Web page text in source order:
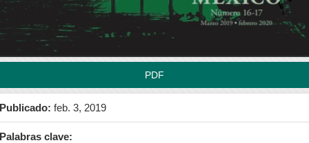
PDF
Publicado: feb. 3, 2019
Palabras clave: